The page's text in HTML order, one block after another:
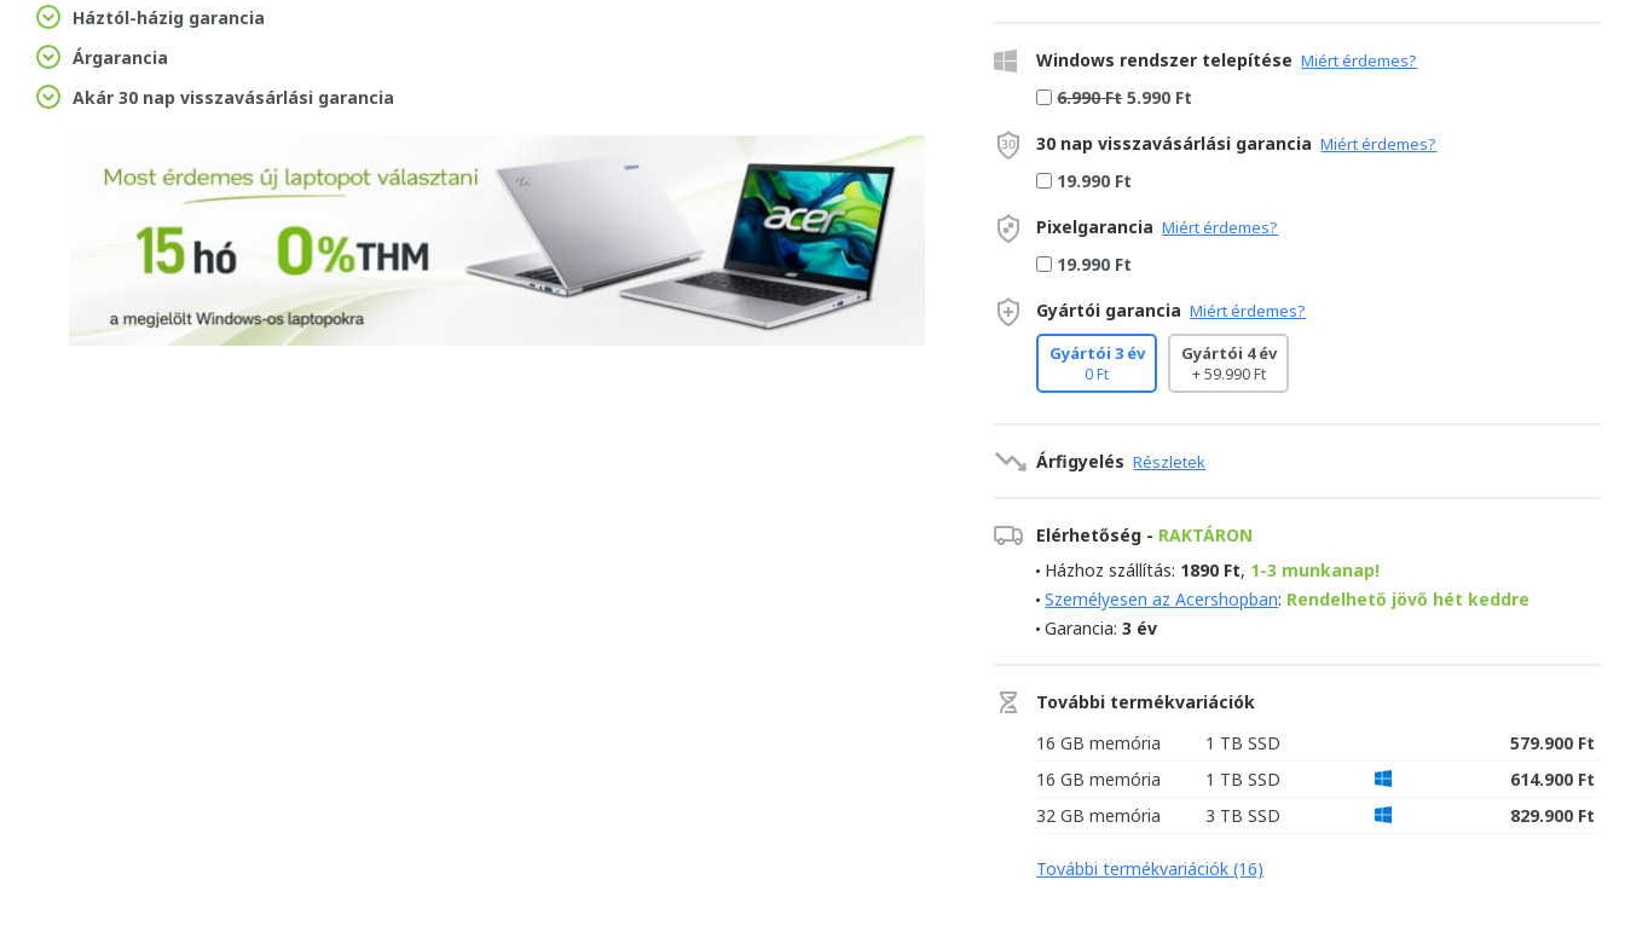
Háztól-házig garancia
Árgarancia
Akár 30 nap visszavásárlási garancia
Windows rendszer telepítése Miért érdemes?
6.990 Ft5.990 Ft
30 nap visszavásárlási garancia Miért érdemes?
19.990 Ft
Pixelgarancia Miért érdemes?
19.990 Ft
Gyártói garancia Miért érdemes?
Gyártói 3 év
0 Ft
Gyártói 4 év
+ 59.990 Ft
Árfigyelés Részletek
Elérhetőség - RAKTÁRON
Házhoz szállítás: 1890 Ft, 1-3 munkanap!
Személyesen az Acershopban: Rendelhető jövő hét keddre
Garancia:3 év
További termékvariációk
16 GB memória
1 TB SSD
579.900 Ft
16 GB memória
1 TB SSD
614.900 Ft
32 GB memória
3 TB SSD 829.900 Ft
További termékvariációk (16)